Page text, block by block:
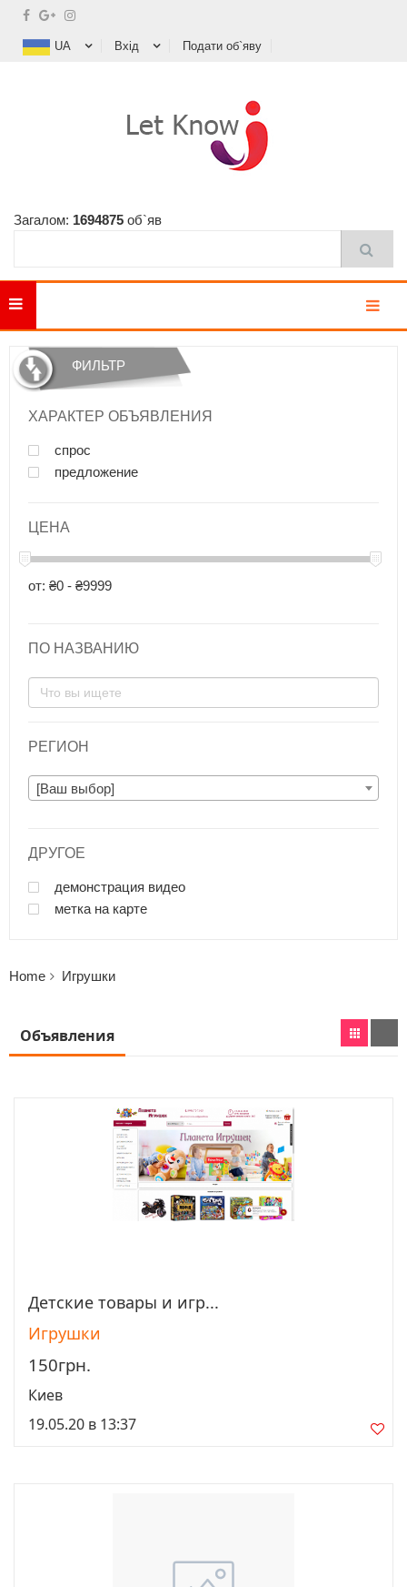
UA Вхід Подати об`яву
Загалом: 1694875 об`яв
ФИЛЬТР
ХАРАКТЕР ОБЪЯВЛЕНИЯ
спрос
предложение
ЦЕНА
от: ₴0 - ₴9999
ПО НАЗВАНИЮ
РЕГИОН
[Ваш выбор]
ДРУГОЕ
демонстрация видео
метка на карте
Home Игрушки
Объявления
Просмотреть
Детские товары и игр...
Игрушки
150грн.
Киев
19.05.20 в 13:37